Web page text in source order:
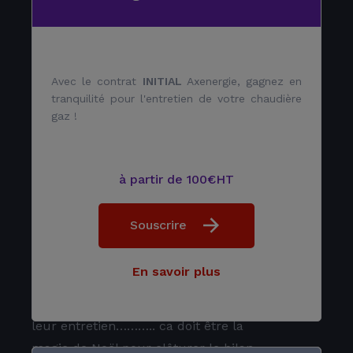
Avec le contrat INITIAL Axenergie, gagnez en
tranquilité pour l'entretien de votre chaudière
gaz !
à partir de 100€HT
Souscrire
En savoir plus
soin de ne pas mentionner ce qui ne
fonctionne pas pour faire souscrire
ensuite un nouveau contrat d’entretien
des devis exorbitant car rien ne
l’appartement qui est resté vide depuis
comme dans un précédent avis moi
leur entretien……….. ca doit être la
magie de Noël pour clôturer le bilan